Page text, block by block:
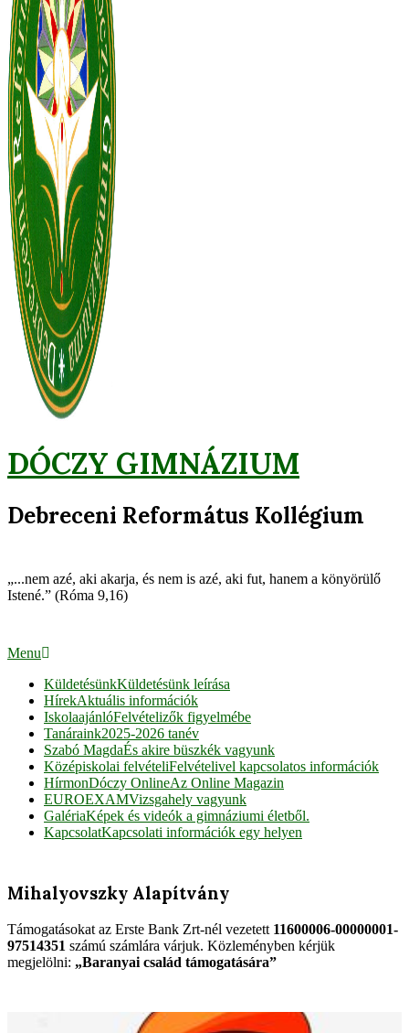
DÓCZY GIMNÁZIUM
Debreceni Református Kollégium
„...nem azé, aki akarja, és nem is azé, aki fut, hanem a könyörülő
Istené.” (Róma 9,16)
Primary
Menu
Menu
KüldetésünkKüldetésünk leírása
HírekAktuális információk
IskolaajánlóFelvételizők figyelmébe
Tanáraink2025-2026 tanév
Szabó MagdaÉs akire büszkék vagyunk
Középiskolai felvételiFelvételivel kapcsolatos információk
HírmonDóczy OnlineAz Online Magazin
EUROEXAMVizsgahely vagyunk
GalériaKépek és videók a gimnáziumi életből.
KapcsolatKapcsolati információk egy helyen
Mihalyovszky Alapítvány
Támogatásokat az Erste Bank Zrt-nél vezetett 11600006-00000001-
97514351 számú számlára várjuk. Közleményben kérjük
megjelölni: „Baranyai család támogatására”